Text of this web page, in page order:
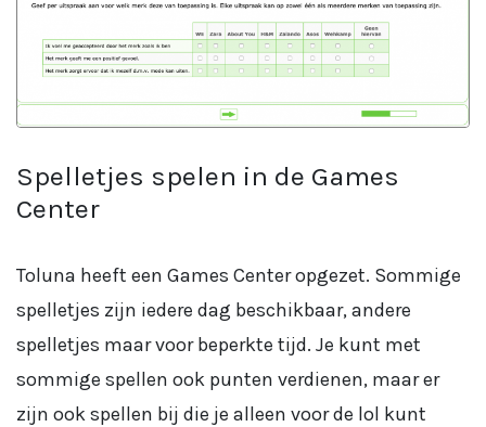
Spelletjes spelen in de Games
Center
Toluna heeft een Games Center opgezet. Sommige
spelletjes zijn iedere dag beschikbaar, andere
spelletjes maar voor beperkte tijd. Je kunt met
sommige spellen ook punten verdienen, maar er
zijn ook spellen bij die je alleen voor de lol kunt